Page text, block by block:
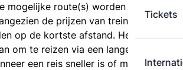
Tickets
mogelijke route(s) worden
de prijzen van treintickets
op de kortste afstand. Het is
om te reizen via een langere route,
een reis sneller is of met minder